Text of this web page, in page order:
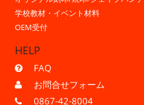
学校教材・イベント材料
OEM受付
HELP
FAQ
お問合せフォーム
0867-42-8004